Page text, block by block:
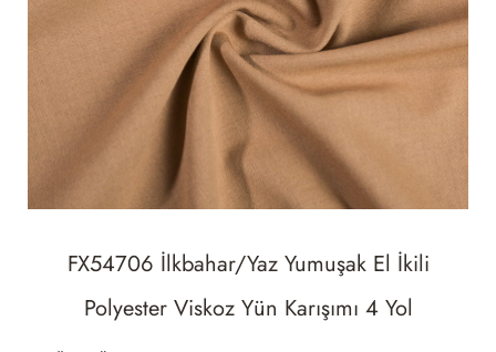
FX54706 İlkbahar/Yaz Yumuşak El İkili
Polyester Viskoz Yün Karışımı 4 Yol